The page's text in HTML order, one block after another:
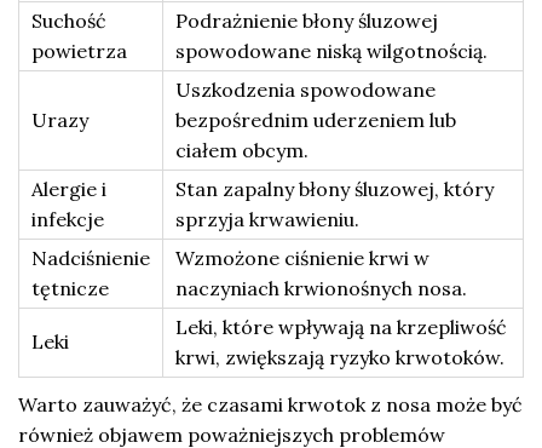
Suchość
powietrza
Podrażnienie błony śluzowej
spowodowane niską wilgotnością.
Urazy
Uszkodzenia spowodowane
bezpośrednim uderzeniem lub
ciałem obcym.
Alergie i
infekcje
Stan zapalny błony śluzowej, który
sprzyja krwawieniu.
Nadciśnienie
tętnicze
Wzmożone ciśnienie krwi w
naczyniach krwionośnych nosa.
Leki
Leki, które wpływają na krzepliwość
krwi, zwiększają ryzyko krwotoków.
Warto zauważyć, że czasami krwotok z nosa może być
również objawem poważniejszych problemów